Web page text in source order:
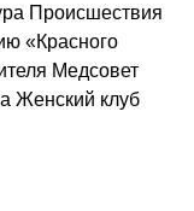
Происшествия
«Красного
Медсовет
Женский клуб